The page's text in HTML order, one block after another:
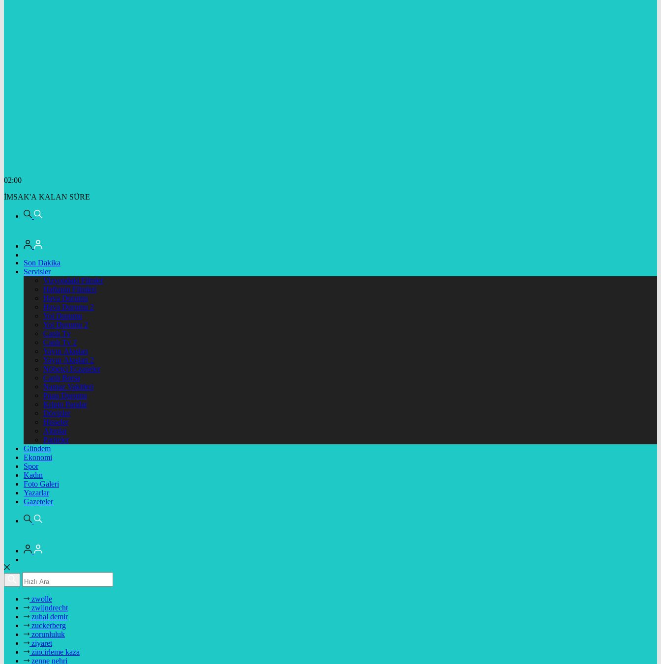
02:00
İMSAK'A KALAN SÜRE
Son Dakika
Servisler
Vizyondaki Filmler
Haftanin Filmleri
Hava Durumu
Hava Durumu 2
Yol Durumu
Yol Durumu 2
Canlı Tv
Canlı Tv 2
Yayın Akışları
Yayın Akışları 2
Nöbetçi Eczaneler
Canlı Borsa
Namaz Vakitleri
Puan Durumu
Kripto Paralar
Dövizler
Hisseler
Altınlar
Pariteler
Gündem
Ekonomi
Spor
Kadın
Foto Galeri
Yazarlar
Gazeteler
zwolle
zwijndrecht
zuhal demir
zuckerberg
zorunluluk
ziyaret
zincirleme kaza
zenne nehri